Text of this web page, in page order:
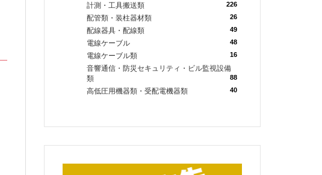
計測・工具搬送類 226
配管類・装柱器材類 26
配線器具・配線類 49
電線ケーブル 48
電線ケーブル類 16
音響通信・防災セキュリティ・ビル監視設備
類
88
高低圧用機器類・受配電機器類 40